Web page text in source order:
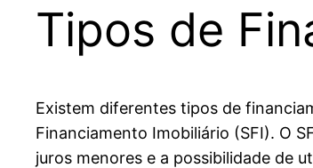
Tipos de
Existem diferentes tipos de
Financiamento Imobiliário (SFI). O
juros menores e a possibilidade de